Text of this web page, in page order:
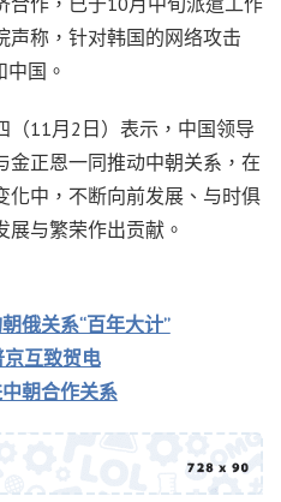
声称，针对韩国的网络攻击
国。
（11月2日）表示，中国领导
金正恩一同推动中朝关系，在
化中，不断向前发展、与时俱
与繁荣作出贡献。
俄关系“百年大计”
互致贺电
朝合作关系